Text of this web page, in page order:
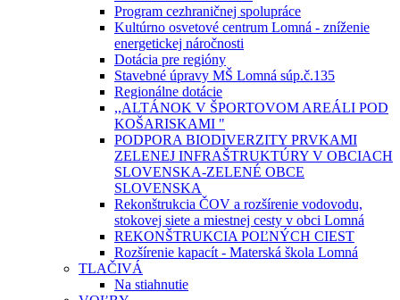
Program cezhraničnej spolupráce
Kultúrno osvetové centrum Lomná - zníženie
energetickej náročnosti
Dotácia pre regióny
Stavebné úpravy MŠ Lomná súp.č.135
Regionálne dotácie
,,ALTÁNOK V ŠPORTOVOM AREÁLI POD
KOŠARISKAMI "
PODPORA BIODIVERZITY PRVKAMI
ZELENEJ INFRAŠTRUKTÚRY V OBCIACH
SLOVENSKA-ZELENÉ OBCE
SLOVENSKA
Rekonštrukcia ČOV a rozšírenie vodovodu,
stokovej siete a miestnej cesty v obci Lomná
REKONŠTRUKCIA POĽNÝCH CIEST
Rozšírenie kapacít - Materská škola Lomná
TLAČIVÁ
Na stiahnutie